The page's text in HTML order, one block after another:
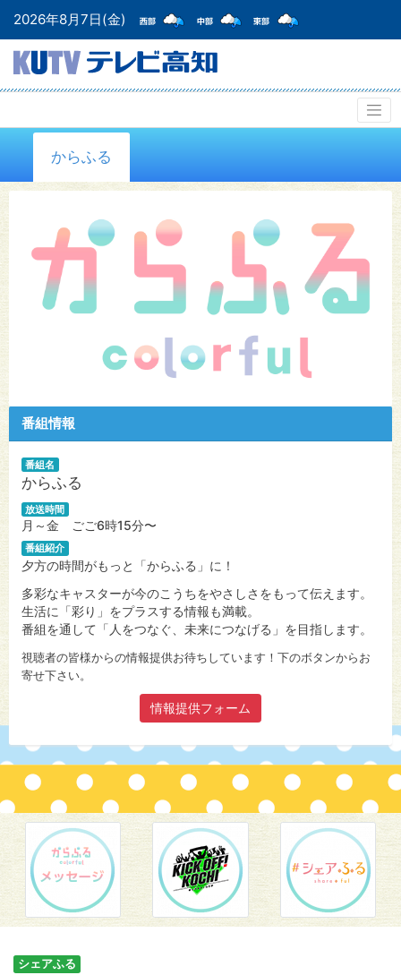
2026年8月7日(金)
からふる
番組情報
番組名
からふる
放送時間
月～金 ごご6時15分〜
番組紹介
夕方の時間がもっと「からふる」に！
多彩なキャスターが今のこうちをやさしさをもって伝えます。
生活に「彩り」をプラスする情報も満載。
番組を通して「人をつなぐ、未来につなげる」を目指します。
視聴者の皆様からの情報提供お待ちしています！下のボタンからお
寄せ下さい。
情報提供フォーム
シェアふる